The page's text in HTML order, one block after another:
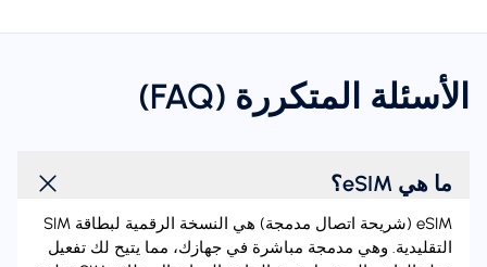
الأسئلة المتكررة (FAQ)
ما هي eSIM؟
‏eSIM (شريحة اتصال مدمجة) هي النسخة الرقمية لبطاقة SIM
التقليدية. وهي مدمجة مباشرة في جهازك، مما يتيح لك تفعيل